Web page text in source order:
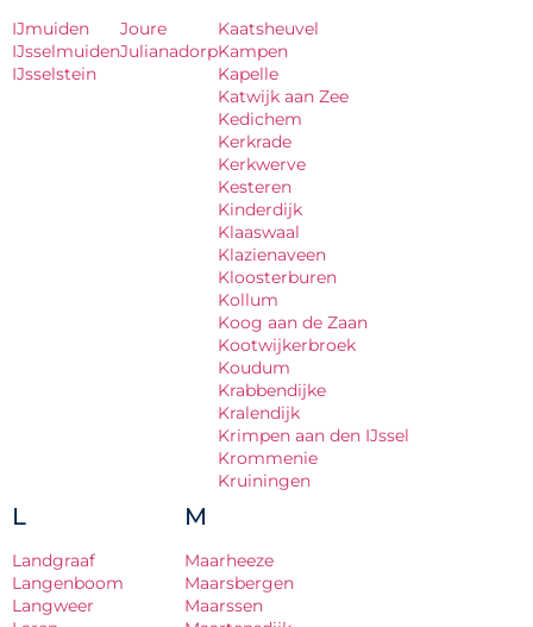
IJmuiden
IJsselmuiden
IJsselstein
Joure
Julianadorp
Kaatsheuvel
Kampen
Kapelle
Katwijk aan Zee
Kedichem
Kerkrade
Kerkwerve
Kesteren
Kinderdijk
Klaaswaal
Klazienaveen
Kloosterburen
Kollum
Koog aan de Zaan
Kootwijkerbroek
Koudum
Krabbendijke
Kralendijk
Krimpen aan den IJssel
Krommenie
Kruiningen
L
Landgraaf
Langenboom
Langweer
M
Maarheeze
Maarsbergen
Maarssen